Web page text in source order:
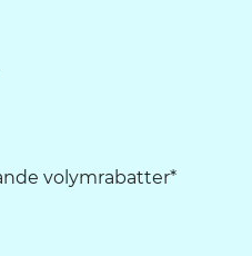
volymrabatter*